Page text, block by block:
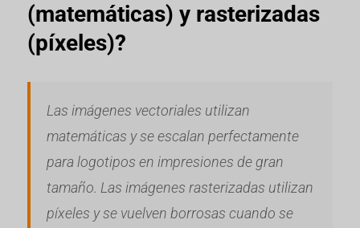
(matemáticas) y rasterizadas
(píxeles)?
Las imágenes vectoriales utilizan
matemáticas y se escalan perfectamente
para logotipos en impresiones de gran
tamaño. Las imágenes rasterizadas utilizan
píxeles y se vuelven borrosas cuando se